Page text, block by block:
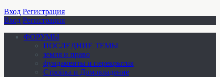
Вход Регистрация
Вход Регистрация
ФОРУМЫ
ПОСЛЕДНИЕ ТЕМЫ
земля и право
фундаменты и перекрытия
Стройка и Домовладение